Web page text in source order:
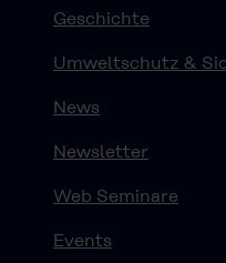
Geschichte
Umweltschutz &
News
Newsletter
Web Seminare
Events